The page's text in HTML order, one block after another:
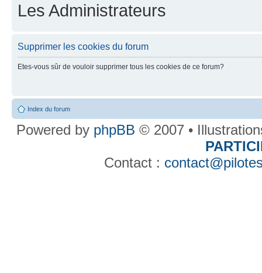
Les Administrateurs
Supprimer les cookies du forum
Etes-vous sûr de vouloir supprimer tous les cookies de ce forum?
Index du forum
Powered by phpBB © 2007 •
Contact :